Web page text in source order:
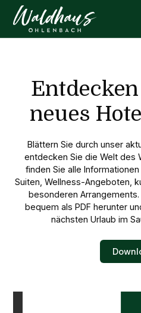
neues
Blättern Sie durch unser
entdecken Sie die Welt des
finden Sie alle
Suiten, Wellness-Angeboten,
besonderen
bequem als PDF herunter
nächsten Urlaub im